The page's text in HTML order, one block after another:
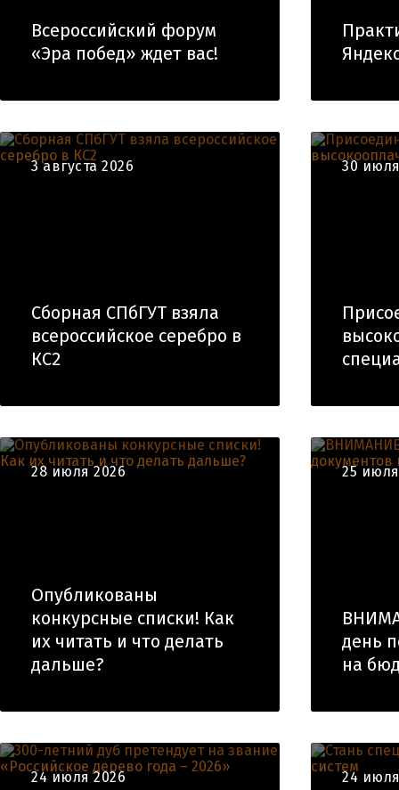
Всероссийский форум
«Эра побед» ждет вас!
3 августа 2026
Сборная СПбГУТ взяла
всероссийское серебро в
КС2
30
28 июля 2026
Опубликованы
конкурсные списки! Как
их читать и что делать
дальше?
25
день
на
24 июля 2026 24